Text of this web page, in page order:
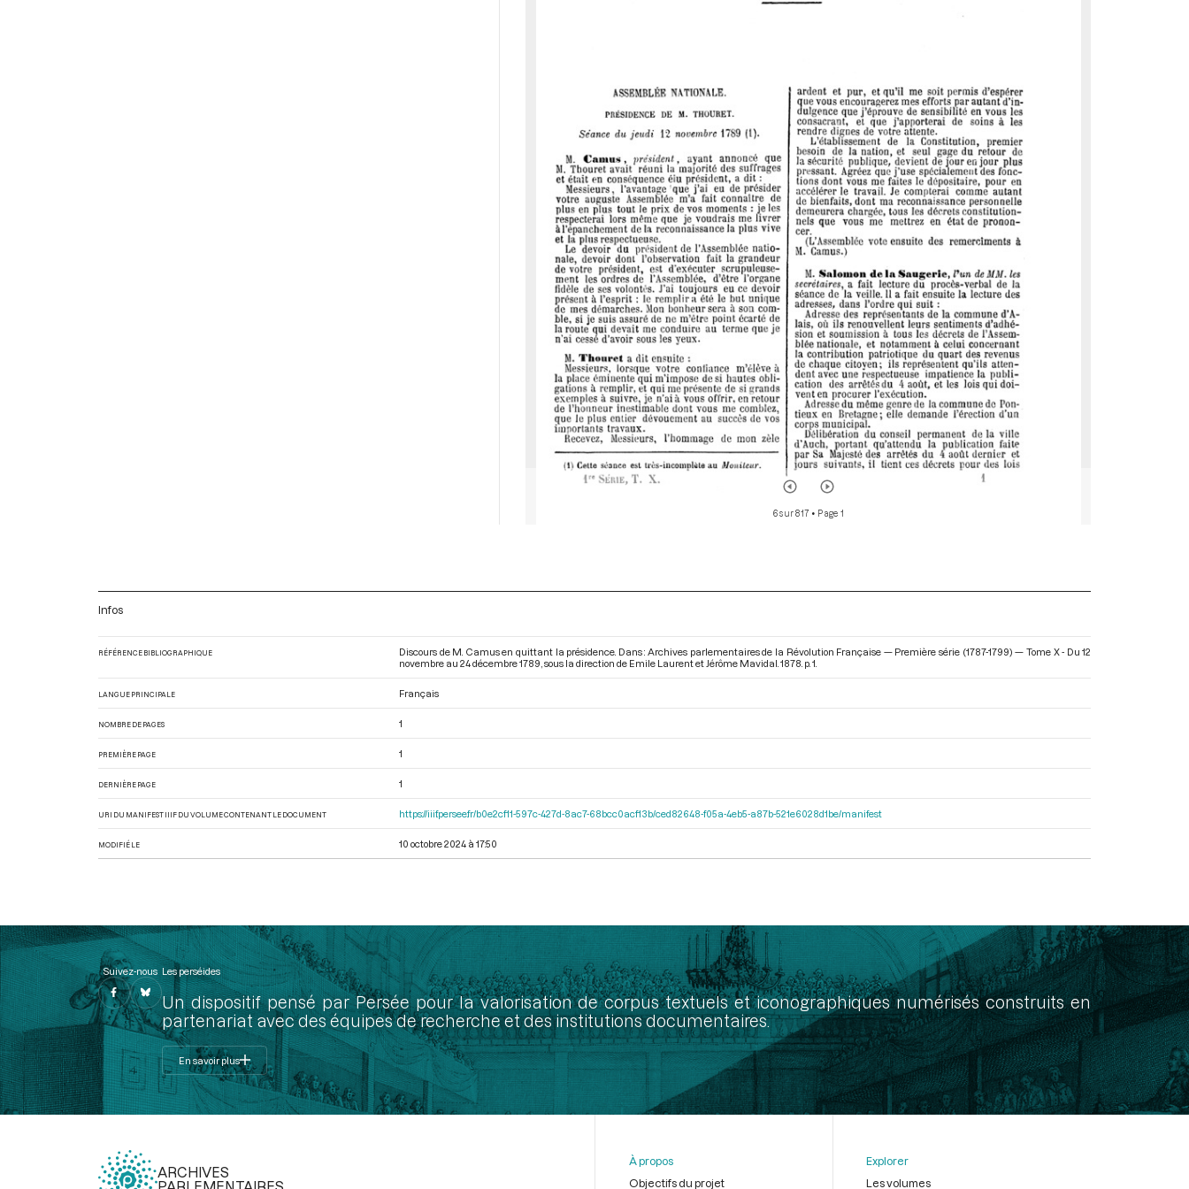
6 sur 817 • Page 1
Infos
RÉFÉRENCE BIBLIOGRAPHIQUE
Discours de M. Camus en quittant la présidence. Dans : Archives parlementaires de la Révolution Française — Première série (1787-1799) — Tome X - Du 12
novembre au 24 décembre 1789 , sous la direction de Emile Laurent et Jérôme Mavidal. 1878. p. 1.
LANGUE PRINCIPALE Français
NOMBRE DE PAGES 1
PREMIÈRE PAGE 1
DERNIÈRE PAGE 1
URI DU MANIFEST IIIF DU VOLUME CONTENANT LE DOCUMENT https://iiif.persee.fr/b0e2cf11-597c-427d-8ac7-68bcc0acf13b/ced82648-f05a-4eb5-a87b-521e6028d1be/manifest
MODIFIÉ LE 10 octobre 2024 à 17:50
Suivez-nous Les perséides
Un dispositif pensé par Persée pour la valorisation de corpus textuels et iconographiques numérisés construits en
partenariat avec des équipes de recherche et des institutions documentaires.
En savoir plus
ARCHIVES
À propos
Objectifs du projet
Explorer
Les volumes